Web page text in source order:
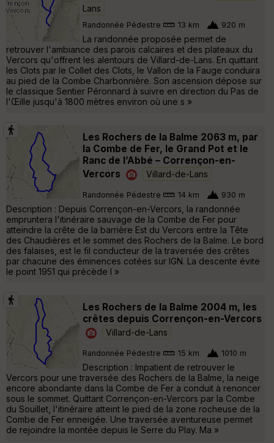
Lans
Randonnée Pédestre 13 km 920 m
La randonnée proposée permet de
retrouver l'ambiance des parois calcaires et des plateaux du
Vercors qu'offrent les alentours de Villard-de-Lans. En quittant
les Clots par le Collet des Clots, le Vallon de la Fauge conduira
au pied de la Combe Charbonnière. Son ascension dépose sur
le classique Sentier Péronnard à suivre en direction du Pas de
l'Œille jusqu'à 1800 mètres environ où une s »
Les Rochers de la Balme 2063 m, par
la Combe de Fer, le Grand Pot et le
Ranc de l’Abbé – Corrençon-en-
Vercors
Villard-de-Lans
Randonnée Pédestre 14 km 930 m
Description : Depuis Corrençon-en-Vercors, la randonnée
empruntera l'itinéraire sauvage de la Combe de Fer pour
atteindre la crête de la barrière Est du Vercors entre la Tête
des Chaudières et le sommet des Rochers de la Balme. Le bord
des falaises, est le fil conducteur de la traversée des crêtes
par chacune des éminences cotées sur IGN. La descente évite
le point 1951 qui précède l »
Les Rochers de la Balme 2004 m, les
crêtes depuis Corrençon-en-Vercors
Villard-de-Lans
Randonnée Pédestre 15 km 1010 m
Description : Impatient de retrouver le
Vercors pour une traversée des Rochers de la Balme, la neige
encore abondante dans la Combe de Fer a conduit à renoncer
sous le sommet. Quittant Corrençon-en-Vercors par la Combe
du Souillet, l'itinéraire atteint le pied de la zone rocheuse de la
Combe de Fer enneigée. Une traversée aventureuse permet
de rejoindre la montée depuis le Serre du Play. Ma »